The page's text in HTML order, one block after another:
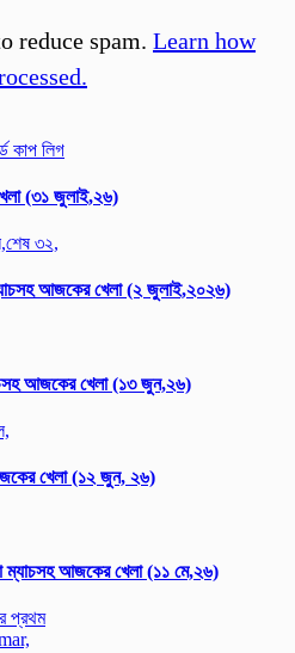
reduce spam. Learn how
(৩১ জুলাই,২৬)
আজকের খেলা (২ জুলাই,২০২৬)
আজকের খেলা (১৩ জুন,২৬)
খেলা (১২ জুন, ২৬)
ম্যাচসহ আজকের খেলা (১১ মে,২৬)